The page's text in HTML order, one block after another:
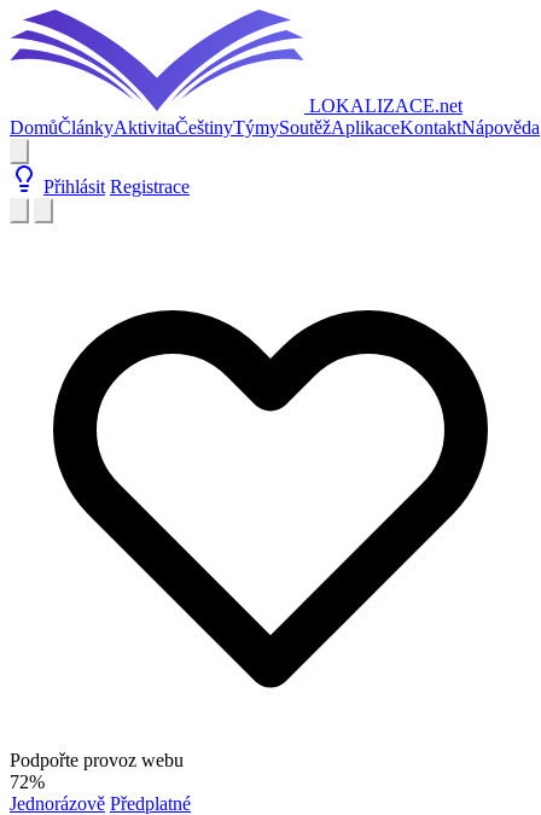
LOKALIZACE.net
DomůČlánkyAktivitaČeštinyTýmySoutěžAplikaceKontaktNápověda
Přihlásit Registrace
Podpořte provoz webu
72%
Jednorázově Předplatné